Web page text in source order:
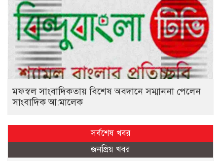
মফস্বল সাংবাদিকতায় বিশেষ অবদানে সম্মাননা পেলেন
সাংবাদিক আ:মালেক
সর্বশেষ খবর
জনপ্রিয় খবর